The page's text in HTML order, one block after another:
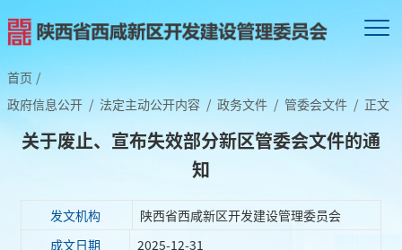
首页 /
政府信息公开 / 法定主动公开内容 / 政务文件 / 管委会文件 / 正文
关于废止、宣布失效部分新区管委会文件的通
知
发文机构
陕西省西咸新区开发建设管理委员会
成文日期
2025-12-31